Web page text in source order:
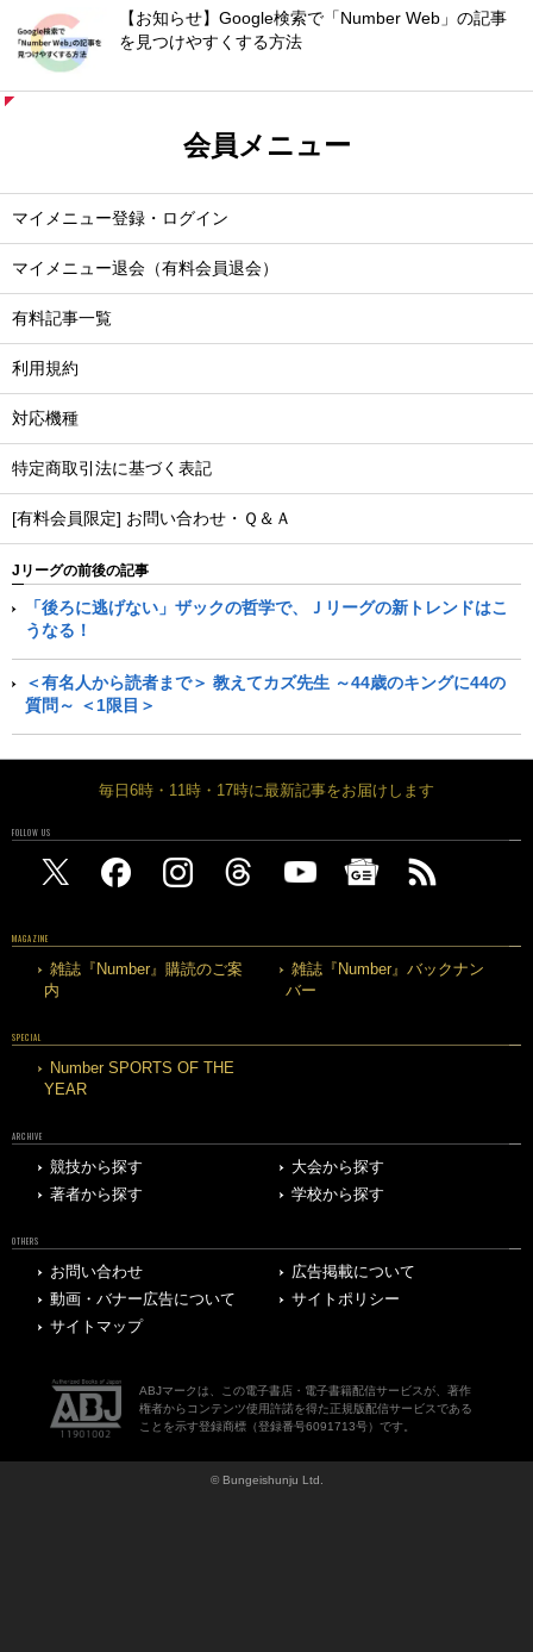
【お知らせ】Google検索で「Number Web」の記事
を見つけやすくする方法
会員メニュー
マイメニュー登録・ログイン
マイメニュー退会（有料会員退会）
有料記事一覧
利用規約
対応機種
特定商取引法に基づく表記
[有料会員限定] お問い合わせ・Ｑ＆Ａ
Jリーグの前後の記事
「後ろに逃げない」ザックの哲学で、Ｊリーグの新トレンドはこ
うなる！
＜有名人から読者まで＞ 教えてカズ先生 ～44歳のキングに44の
質問～ ＜1限目＞
毎日6時・11時・17時に最新記事をお届けします
FOLLOW US
MAGAZINE
雑誌『Number』購読のご案
内
雑誌『Number』バックナン
バー
SPECIAL
Number SPORTS OF THE
YEAR
ARCHIVE
競技から探す
大会から探す
著者から探す
学校から探す
OTHERS
お問い合わせ
広告掲載について
動画・バナー広告について
サイトポリシー
サイトマップ
ABJマークは、この電子書店・電子書籍配信サービスが、著作
権者からコンテンツ使用許諾を得た正規版配信サービスである
ことを示す登録商標（登録番号6091713号）です。
© Bungeishunju Ltd.